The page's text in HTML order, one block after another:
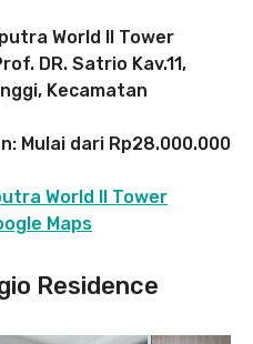
World II Tower
DR. Satrio Kav.11,
Kecamatan
Mulai dari Rp28.000.000
World II Tower
Maps
Residence